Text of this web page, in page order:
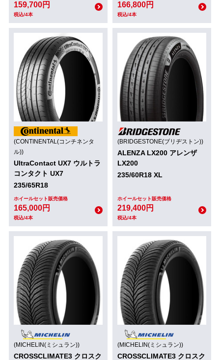
159,700円
税込/4本
166,800円
税込/4本
(CONTINENTAL(コンチネンタ
ル))
UltraContact UX7 ウルトラ
コンタクト UX7
235/65R18
ホイールセット販売価格
165,000円
税込/4本
(BRIDGESTONE(ブリヂストン))
ALENZA LX200 アレンザ
LX200
235/60R18 XL
ホイールセット販売価格
219,400円
税込/4本
(MICHELIN(ミシュラン))
CROSSCLIMATE3 クロスク
(MICHELIN(ミシュラン))
CROSSCLIMATE3 クロスク